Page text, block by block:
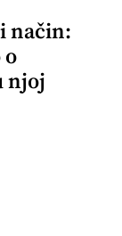
način:
njoj